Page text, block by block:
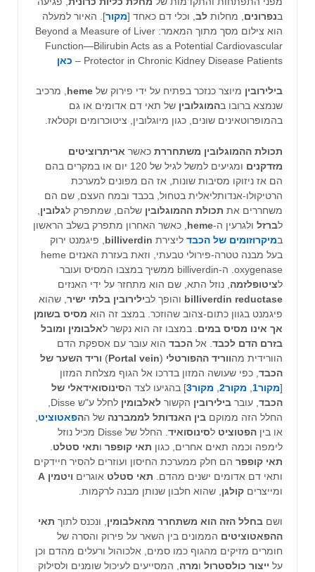
בנפרונים , מחלות לב , וכלי דם כאחד [מקור]. האיור למעלה
הוא צילום מסך מתוך המאמר: Beyond a Measure of Liver
Function—Bilirubin Acts as a Potential Cardiovascular
Protector in Chronic Kidney Disease Patients –
כאן
בילירובין מיוצר כנזכר בפתיח על ידי פירוק של heme , מרכיב
שנמצא ברובו בהמוגלובין של תאי דם אדומים או גם
בהמופרוטאינים שונים, כגון מיוגלובין, ציטוכרומים וקטלאז.
תכולת ההמוגלובין משתחררת כאשר אריתרוציטים
מזדקנים
ומגיעים למשל לגיל של 120 יום או במקרים בהם
הם אז ניזוקו מסיבות שונות, אז הם מפונים למערכת
הרטיקולו-אנדותליאלית בטחול, בכבד ובמח העצם, שם הם
משחררים את תכולת ההמוגלובין שלהם, שמתפרק לגלובין
לברזל ולגרעין ה-heme , כאשר האחרון מתפרק בשלב הראשון
במיקרוזומים של הכבד ליצירת billiverdin , פיגמנט ירוק
בעל מבנה טטרה-פירולי טבעתי, וזאת בעזרת האנזים heme
oxygenase. ה-billiverdin ממשיך במצבו המסיס ועובר
לציטופלזמה , נוזל התא, שם הוא מתחזר על ידי האנזים
billiverdin reductase והופך לבילירובין בלתי ישיר , שהוא
פיגמנט בגוון כתום-צהוב שהוזכר. במצב זה הוא מסיס בשומן
אך אינו מסיס במים . במצבו זה הוא נקשר לאלבומין ומובל
בזרם הדם לכבד . אל הכבד הוא עובר עם אספקת הדם
הוורידית מהווריד ההפורטלי (
Portal vein
) וריד השער של
הכבד , כפי שעושה המזון בדרכו אל הגוף מצלחת המזון
[מקור1 מקור2 מקור3 ] בהגיעו לצד הסינוסואידאלי של
הכבד , עובר בילירובין הקשור לאלבומין
החלל הזה ממוקם בין האנדותל לממברנה של ההפאטוציט
או בין הפטוציט לסינוסואיד
. החלל של Disse מכיל נוזל
לימפה וכמה תאים אחרים, כגון תאי קופפר ותאי סטלט
תאי קופפר הם חלק ממערכת החיסון ועוזרים להסיר חיידקים
ותאי דם אדומים ישנים מהדם. תאי סטלט אוגרים ויטמין A
ומייצרים קולגן , שהוא חלבון שנותן מבנה לרקמות.
ושם בחלל הזה הוא משתחרר מהאלבומין , ונכנס לתוך תאי
ההפאטוציטים הממונים בין השאר על פירוק והסרה של
חומרים מזיקים מהגוף כמו סמים, אלכוהול ורעלים מהדם וכן
על ייצור כולסטרול ומרה , המסייעים לעיכול שומנים ולסילוק